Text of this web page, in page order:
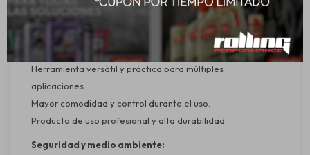
Beneficios:
Permite trabajar con distintos materiales sin dañar la
superficie.
Herramienta versátil y práctica para múltiples
aplicaciones.
Mayor comodidad y control durante el uso.
Producto de uso profesional y alta durabilidad.
Seguridad y medio ambiente: